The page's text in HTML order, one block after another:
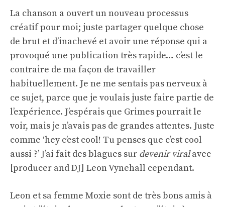
La chanson a ouvert un nouveau processus
créatif pour moi; juste partager quelque chose
de brut et d’inachevé et avoir une réponse qui a
provoqué une publication très rapide… c’est le
contraire de ma façon de travailler
habituellement. Je ne me sentais pas nerveux à
ce sujet, parce que je voulais juste faire partie de
l’expérience. J’espérais que Grimes pourrait le
voir, mais je n’avais pas de grandes attentes. Juste
comme ‘hey c’est cool! Tu penses que c’est cool
aussi ?’ J’ai fait des blagues sur devenir viralavec
[producer and DJ] Leon Vynehall cependant.
Leon et sa femme Moxie sont de très bons amis à